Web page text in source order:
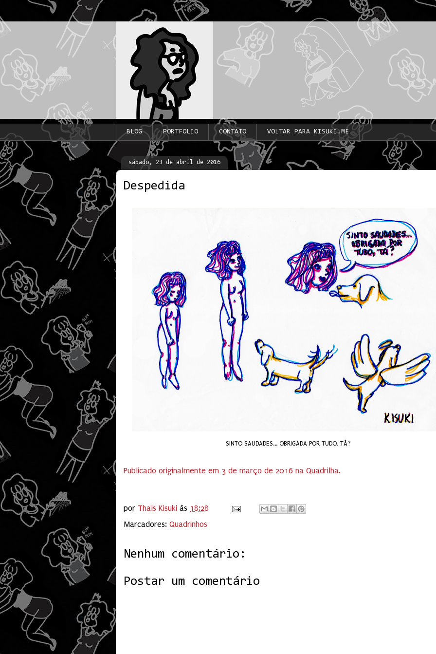
BLOG PORTFOLIO CONTATO VOLTAR PARA KISUKI.ME
sábado, 23 de abril de 2016
Despedida
SINTO SAUDADES... OBRIGADA POR TUDO, TÁ?
Publicado originalmente em 3 de março de 2016 na Quadrilha.
por Thaïs Kisuki às 18:28
Marcadores: Quadrinhos
Nenhum comentário:
Postar um comentário